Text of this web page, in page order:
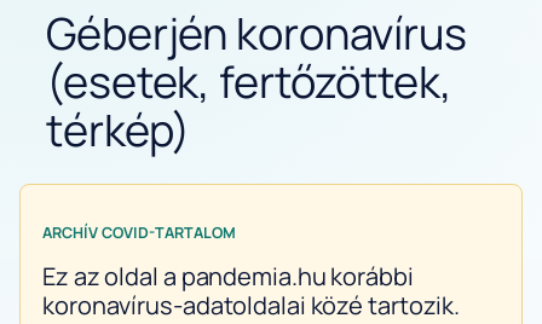
Géberjén koronavírus
(esetek, fertőzöttek,
térkép)
ARCHÍV COVID-TARTALOM
Ez az oldal a pandemia.hu korábbi
koronavírus-adatoldalai közé tartozik.